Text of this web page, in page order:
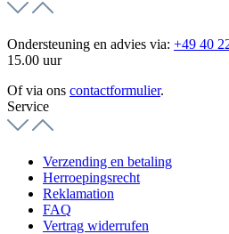
Ondersteuning en advies via: +49 40
15.00 uur
Of via ons contactformulier.
Service
Verzending en betaling
Herroepingsrecht
Reklamation
FAQ
Vertrag widerrufen